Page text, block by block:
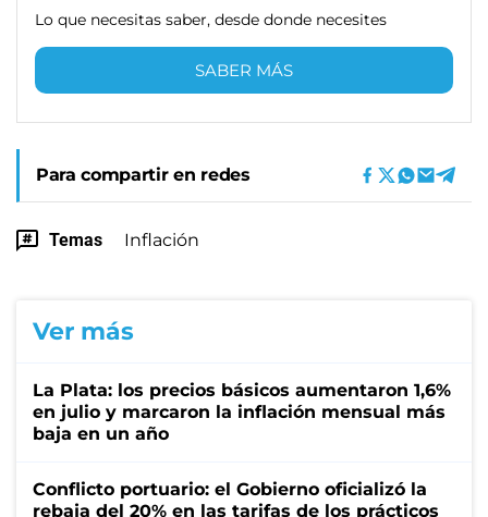
Lo que necesitas saber, desde donde necesites
SABER MÁS
Para compartir en redes
Temas Inflación
Ver más
La Plata: los precios básicos aumentaron 1,6%
en julio y marcaron la inflación mensual más
baja en un año
Conflicto portuario: el Gobierno oficializó la
rebaja del 20% en las tarifas de los prácticos